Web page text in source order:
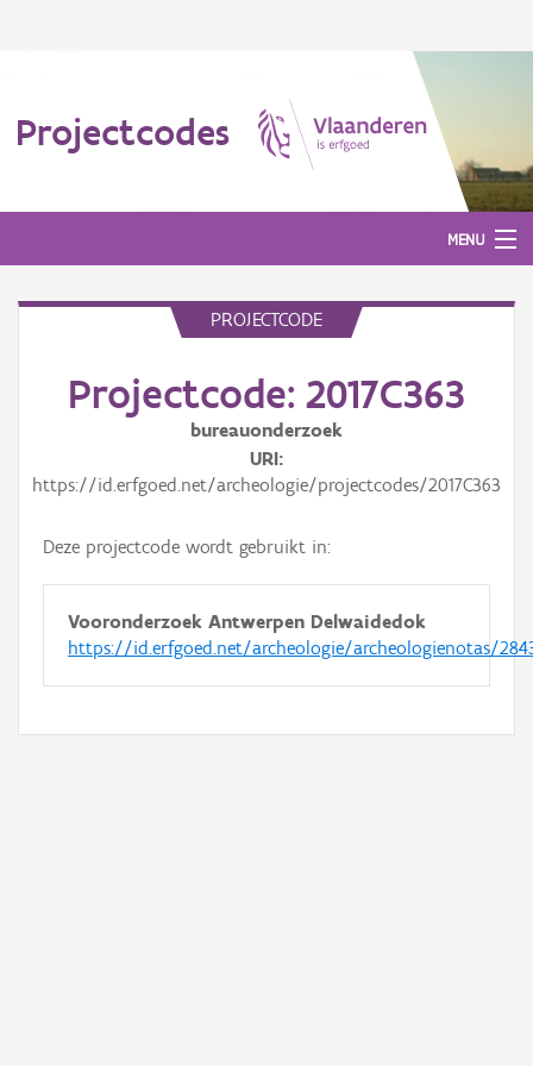
Projectcodes
MENU
PROJECTCODE
Projectcode: 2017C363
bureauonderzoek
URI
https://id.erfgoed.net/archeologie/projectcodes/2017C363
Deze projectcode wordt gebruikt in:
Vooronderzoek Antwerpen Delwaidedok
https://id.erfgoed.net/archeologie/archeologienotas/